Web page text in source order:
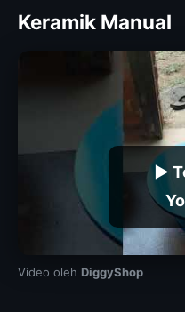
Keramik Manual
▶
Video oleh DiggyShop